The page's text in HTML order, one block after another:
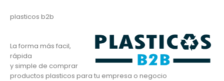
plasticos b2b
La forma más facil,
rápida
y simple de comprar
productos plasticos para tu empresa o negocio